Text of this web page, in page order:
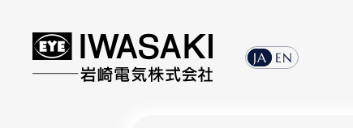
JA EN
menu